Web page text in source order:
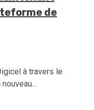
de
à travers le